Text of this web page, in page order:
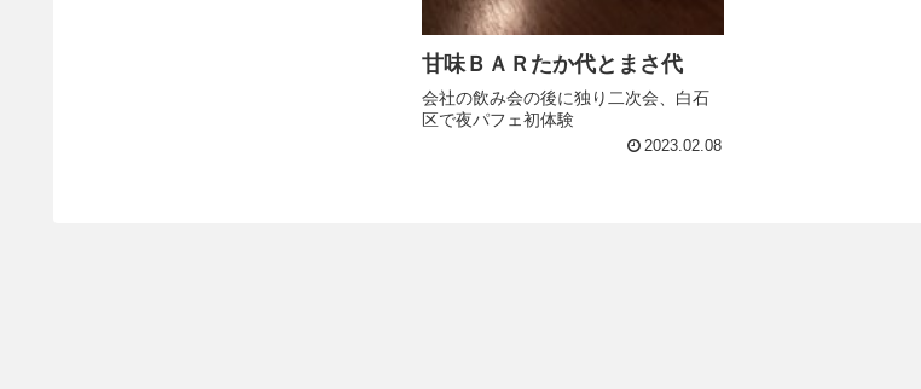
甘味ＢＡＲたか代とまさ代
会社の飲み会の後に独り二次会、白石
区で夜パフェ初体験
2023.02.08